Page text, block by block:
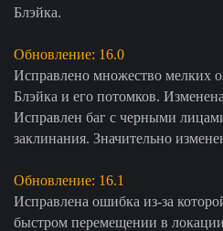
Блэйка.
Обновление: 16.0
Исправлено множество мелких
Блэйка и его потомков.
Исправлен баг с черными
заклинания. Значительно
Обновление: 16.1
Исправлена ошибка из-за
быстром перемещении в